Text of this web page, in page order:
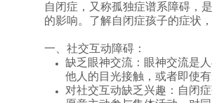
自闭症 ，又称孤独症谱系障碍，
的影响。了解自闭症孩子的症状
一、社交互动障碍：
缺乏眼神交流： 眼神交流是
他人的目光接触，或者即使
对社交互动缺乏兴趣： 自闭